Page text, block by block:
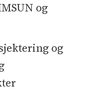
og
og